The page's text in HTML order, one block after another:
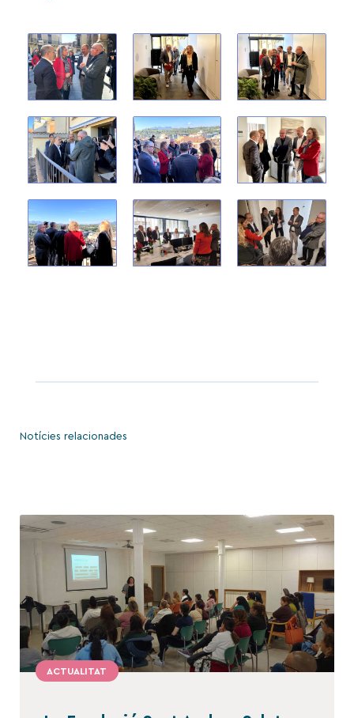
Notícies relacionades
ACTUALITAT